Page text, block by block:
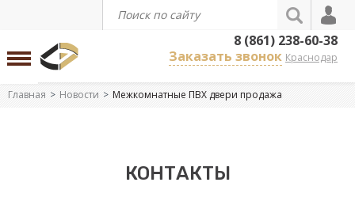
8 (861) 238-60-38
Заказать звонок Краснодар
Главная Новости Межкомнатные ПВХ двери продажа
КОНТАКТЫ